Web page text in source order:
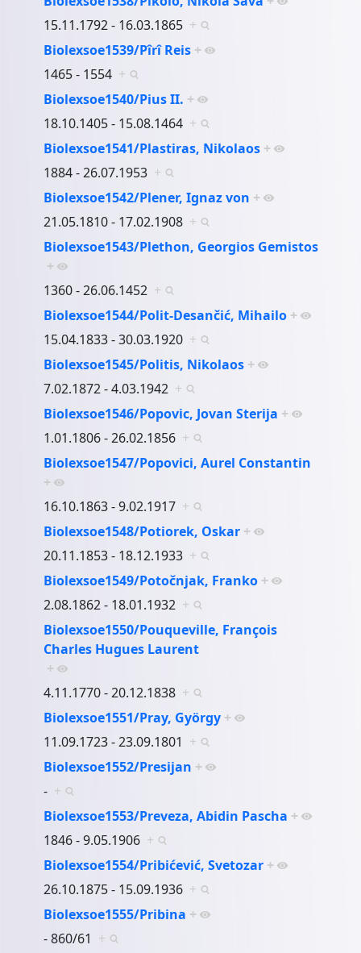
15.11.1792 - 16.03.1865 +
Biolexsoe1539/Pîrî Reis +
1465 - 1554 +
Biolexsoe1540/Pius II. +
18.10.1405 - 15.08.1464 +
Biolexsoe1541/Plastiras, Nikolaos +
1884 - 26.07.1953 +
Biolexsoe1542/Plener, Ignaz von +
21.05.1810 - 17.02.1908 +
Biolexsoe1543/Plethon, Georgios Gemistos
+
1360 - 26.06.1452 +
Biolexsoe1544/Polit-Desančić, Mihailo +
15.04.1833 - 30.03.1920 +
Biolexsoe1545/Politis, Nikolaos +
7.02.1872 - 4.03.1942 +
Biolexsoe1546/Popovic, Jovan Sterija +
1.01.1806 - 26.02.1856 +
Biolexsoe1547/Popovici, Aurel Constantin
+
16.10.1863 - 9.02.1917 +
Biolexsoe1548/Potiorek, Oskar +
20.11.1853 - 18.12.1933 +
Biolexsoe1549/Potočnjak, Franko +
2.08.1862 - 18.01.1932 +
Biolexsoe1550/Pouqueville, François
Charles Hugues Laurent
+
4.11.1770 - 20.12.1838 +
Biolexsoe1551/Pray, György +
11.09.1723 - 23.09.1801 +
Biolexsoe1552/Presijan +
- +
Biolexsoe1553/Preveza, Abidin Pascha +
1846 - 9.05.1906 +
Biolexsoe1554/Pribićević, Svetozar +
26.10.1875 - 15.09.1936 +
Biolexsoe1555/Pribina +
- 860/61 +